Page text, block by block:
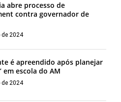
abre processo de
contra governador de
de 2024
é apreendido após planejar
em escola do AM
de 2024